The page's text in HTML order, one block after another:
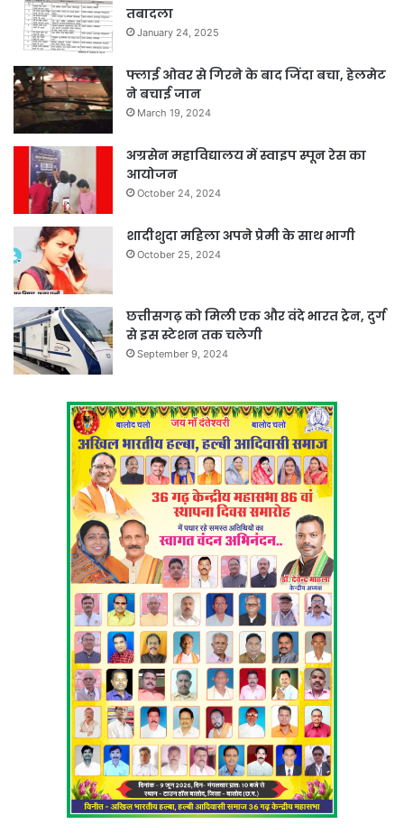
तबादला
January 24, 2025
फ्लाई ओवर से गिरने के बाद जिंदा बचा, हेलमेट
ने बचाई जान
March 19, 2024
अग्रसेन महाविद्यालय में स्वाइप स्पून रेस का
आयोजन
October 24, 2024
शादीशुदा महिला अपने प्रेमी के साथ भागी
October 25, 2024
छत्तीसगढ़ को मिली एक और वंदे भारत ट्रेन, दुर्ग
से इस स्टेशन तक चलेगी
September 9, 2024